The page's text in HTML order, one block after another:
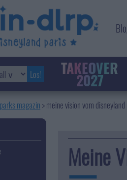
TAKEOVER
2027
magazin >meine vision vom
Meine